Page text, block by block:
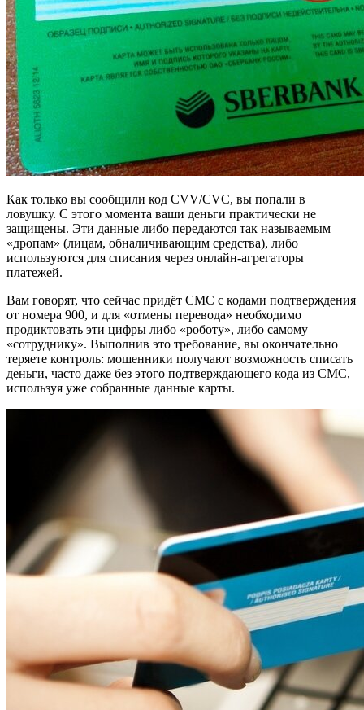
Как только вы сообщили код CVV/CVC, вы попали в
ловушку. С этого момента ваши деньги практически не
защищены. Эти данные либо передаются так называемым
«дропам» (лицам, обналичивающим средства), либо
используются для списания через онлайн-агрегаторы
платежей.
Вам говорят, что сейчас придёт СМС с кодами подтверждения
от номера 900, и для «отмены перевода» необходимо
продиктовать эти цифры либо «роботу», либо самому
«сотруднику». Выполнив это требование, вы окончательно
теряете контроль: мошенники получают возможность списать
деньги, часто даже без этого подтверждающего кода из СМС,
используя уже собранные данные карты.